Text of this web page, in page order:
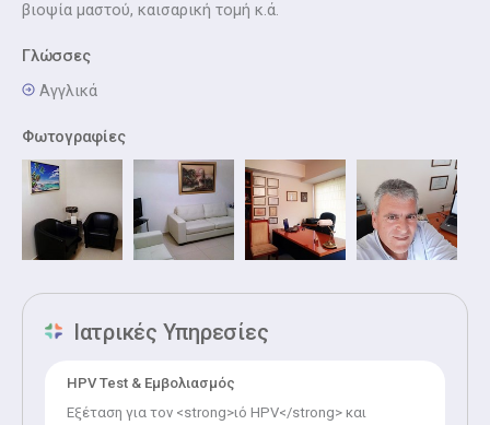
βιοψία μαστού, καισαρική τομή κ.ά.
Γλώσσες
Αγγλικά
Φωτογραφίες
Ιατρικές Υπηρεσίες
HPV Test & Εμβολιασμός
Εξέταση για τον <strong>ιό HPV</strong> και